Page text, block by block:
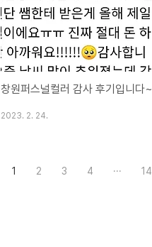
창원퍼스널컬러 감사 후기입니다~
2023. 2. 24.
1 2 3 4 ··· 14